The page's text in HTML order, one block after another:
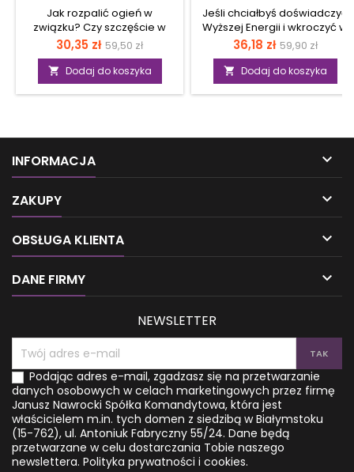
Jak rozpalić ogień w
związku? Czy szczęście w
życiu intymnym jest możliwe
po wielu latach razem? Jak
singiel ma znaleźć miłość?
Odpowiedzi udziela
ekspertka od związków,
opierając się na fizyce
kwantowej, kwantowości i
neuronauce, wyjaśnia, jak
zachodzące w naszym
wewnętrznym świecie w celu
nowego wymiaru
namiętności, relacji i
podpiera doświadczeniami i
praktyką...
Cena
30,35 zł Cena
podstawowa
59,50 zł
 Dodaj do koszyka
Jeśli chciałbyś doświadczyć
Wyższej Energii i wkroczyć w
Piąty Wymiar rzeczywistości,
w którym wibruje spokój,
miłość i dobroć, dzięki tej
książce masz na to szansę.
Autorka, nauczycielka
chronią Twoją energię,
zwłaszcza podczas snu oraz
kontakt z ósmą czakrą i
także uzdrawiać siebie i
innych, a dzięki przebudzeniu
Cena
36,18 zł Cena
59,90 zł
 Dodaj do koszyka
INFORMACJA 
ZAKUPY 
OBSŁUGA KLIENTA 
DANE FIRMY 
NEWSLETTER
Podając adres e-mail, zgadzasz się na przetwarzanie
danych osobowych w celach marketingowych przez firmę
Janusz Nawrocki Spółka Komandytowa, która jest
właścicielem m.in. tych domen z siedzibą w Białymstoku
(15-762), ul. Antoniuk Fabryczny 55/24. Dane będą
przetwarzane w celu dostarczania Tobie naszego
newslettera. Polityka prywatności i cookies.